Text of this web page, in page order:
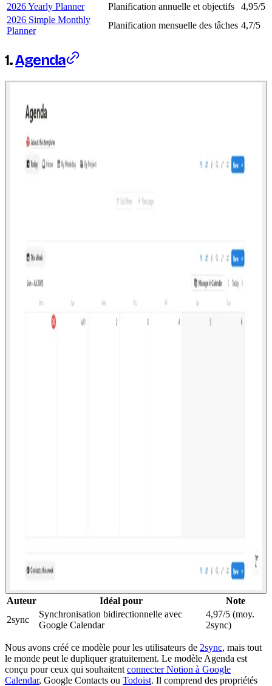
2026 Yearly Planner
Planification annuelle et objectifs
4,95/5
2026 Simple Monthly
Planner
Planification mensuelle des tâches 4,7/5
1.Agenda
Auteur Idéal pour
Note
2sync
Synchronisation bidirectionnelle avec
Google Calendar
4,97/5 (moy.
2sync)
Nous avons créé ce modèle pour les utilisateurs de 2sync, mais tout
le monde peut le dupliquer gratuitement. Le modèle Agenda est
conçu pour ceux qui souhaitent connecter Notion à Google
Calendar, Google Contacts ou Todoist. Il comprend des propriétés